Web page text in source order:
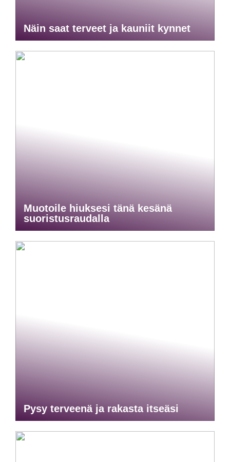
Näin saat terveet ja kauniit kynnet
Muotoile hiuksesi tänä kesänä
suoristusraudalla
Pysy terveenä ja rakasta itseäsi